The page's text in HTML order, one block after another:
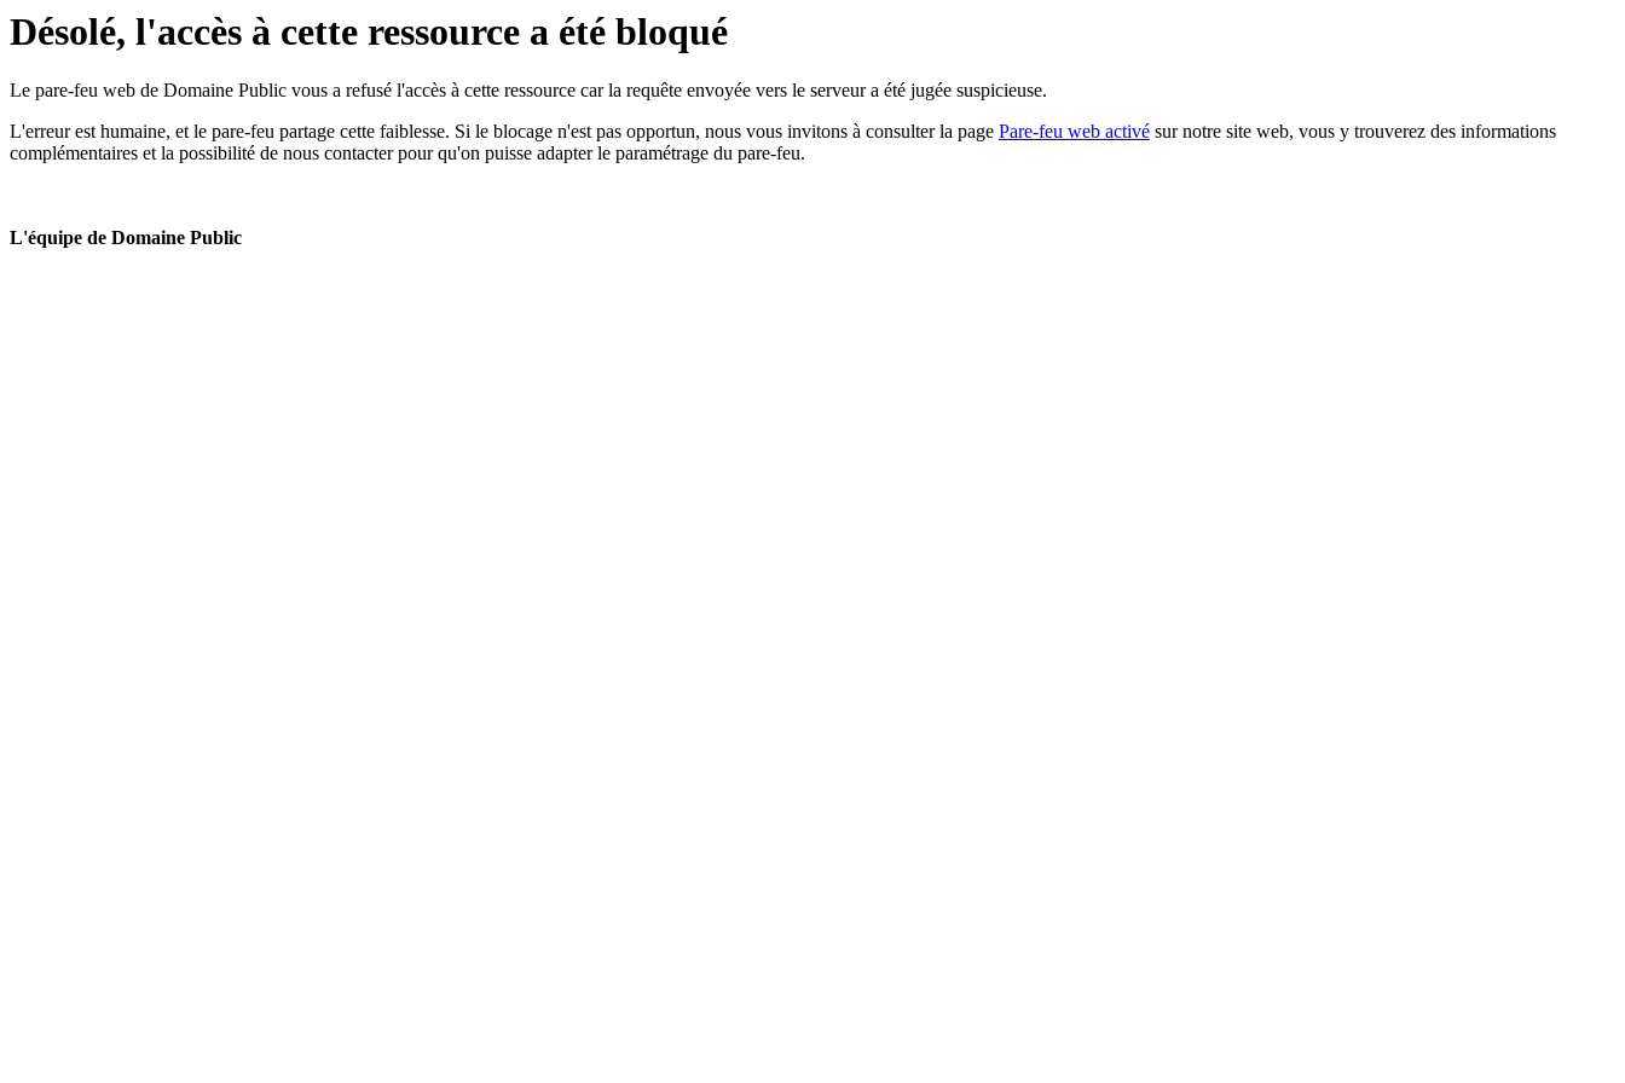
Désolé, l'accès à cette ressource a été bloqué
Le pare-feu web de Domaine Public vous a refusé l'accès à cette ressource car la requête envoyée vers le serveur a été jugée suspicieuse.
L'erreur est humaine, et le pare-feu partage cette faiblesse. Si le blocage n'est pas opportun, nous vous invitons à consulter la page Pare-feu web activé sur notre site web, vous y trouverez des informations
complémentaires et la possibilité de nous contacter pour qu'on puisse adapter le paramétrage du pare-feu.
L'équipe de Domaine Public